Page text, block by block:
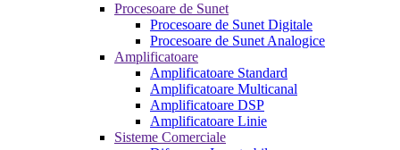
Procesoare de Sunet
Procesoare de Sunet Digitale
Procesoare de Sunet Analogice
Amplificatoare
Amplificatoare Standard
Amplificatoare Multicanal
Amplificatoare DSP
Amplificatoare Linie
Sisteme Comerciale